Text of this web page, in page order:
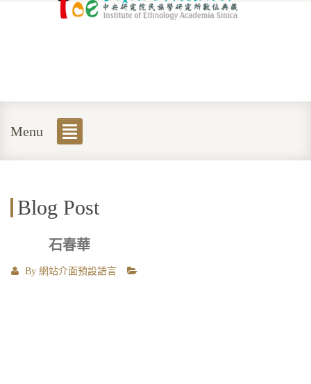
Menu
Blog Post
石春華
By 網站介面預設語言